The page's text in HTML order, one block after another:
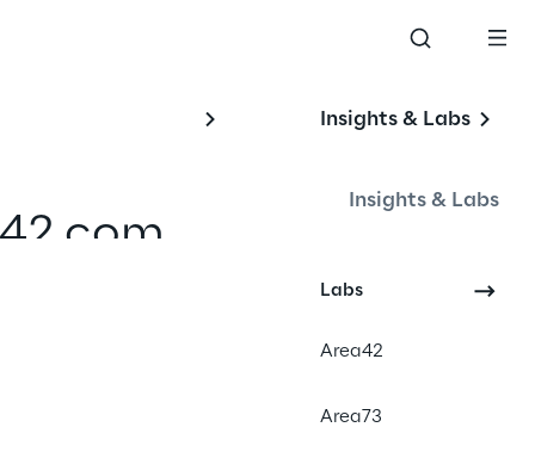
Insights & Labs
Insights & Labs
Labs
Area42
Area73
com